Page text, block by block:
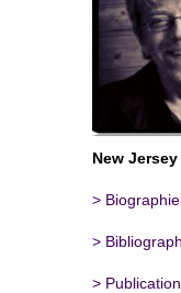
New Jersey
> Biographie
>
>